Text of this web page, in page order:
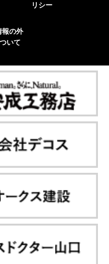
リシー
報の外
いて